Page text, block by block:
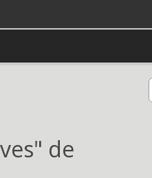
de